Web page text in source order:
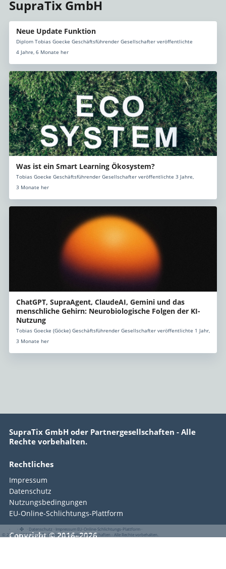
SupraTix GmbH
Neue Update Funktion
Diplom Tobias Goecke Geschäftsführender Gesellschafter veröffentlichte
4 Jahre, 6 Monate her
Was ist ein Smart Learning Ökosystem?
Tobias Goecke Geschäftsführender Gesellschafter veröffentlichte 3 Jahre,
3 Monate her
ChatGPT, SupraAgent, ClaudeAI, Gemini und das
menschliche Gehirn: Neurobiologische Folgen der KI-
Nutzung
Tobias Goecke (Göcke) Geschäftsführender Gesellschafter veröffentlichte 1 Jahr,
3 Monate her
SupraTix GmbH oder Partnergesellschaften - Alle
Rechte vorbehalten.
Rechtliches
Impressum
Datenschutz
Nutzungsbedingungen
EU-Online-Schlichtungs-Plattform
Copyright © 2016–2026
Datenschutz Impressum EU-Online-Schlichtungs-Plattform
© 2016 - 2026 SupraTix GmbH oder Partnergesellschaften - Alle Rechte vorbehalten.